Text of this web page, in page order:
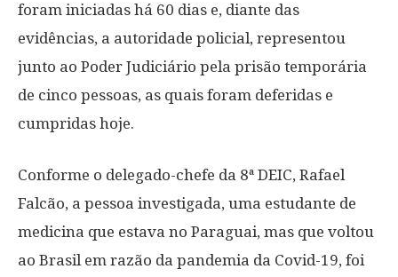
foram iniciadas há 60 dias e, diante das
evidências, a autoridade policial, representou
junto ao Poder Judiciário pela prisão temporária
de cinco pessoas, as quais foram deferidas e
cumpridas hoje.
Conforme o delegado-chefe da 8ª DEIC, Rafael
Falcão, a pessoa investigada, uma estudante de
medicina que estava no Paraguai, mas que voltou
ao Brasil em razão da pandemia da Covid-19, foi